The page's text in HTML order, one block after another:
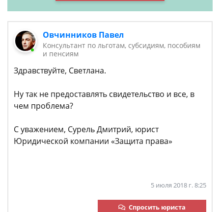
Овчинников Павел
Консультант по льготам, субсидиям, пособиям
и пенсиям
Здравствуйте, Светлана.
Ну так не предоставлять свидетельство и все, в
чем проблема?
С уважением, Сурель Дмитрий, юрист
Юридической компании «Защита права»
5 июля 2018 г. 8:25
Спросить юриста